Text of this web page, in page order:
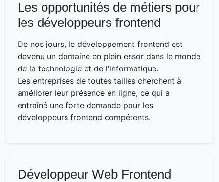
Les opportunités de métiers pour
les développeurs frontend
De nos jours, le développement frontend est
devenu un domaine en plein essor dans le monde
de la technologie et de l'informatique.
Les entreprises de toutes tailles cherchent à
améliorer leur présence en ligne, ce qui a
entraîné une forte demande pour les
développeurs frontend compétents.
Développeur Web Frontend